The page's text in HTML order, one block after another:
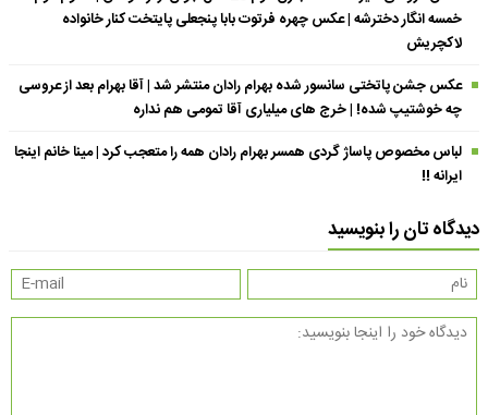
خمسه انگار دخترشه | عکس چهره فرتوت بابا پنجعلی پایتخت کنار خانواده
لاکچریش
عکس جشن پاتختی سانسور شده بهرام رادان منتشر شد | آقا بهرام بعد از عروسی
چه خوشتیپ شده! | خرج های میلیاری آقا تمومی هم نداره
لباس مخصوص پاساژ گردی همسر بهرام رادان همه را متعجب کرد | مینا خانم اینجا
ایرانه !!
دیدگاه تان را بنویسید